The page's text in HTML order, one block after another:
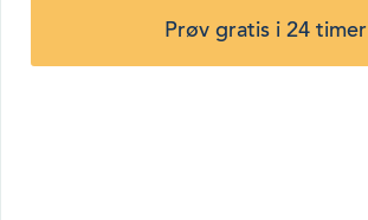
Prøv gratis i 24 timer